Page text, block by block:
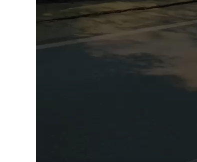
Follow Us